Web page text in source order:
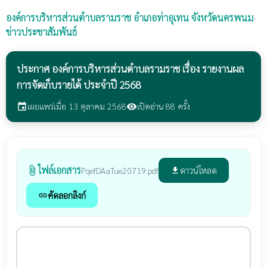
องค์การบริหารส่วนตำบลรามราช อำเภอท่าอุเทน จังหวัดนครพนม›
ข่าวประชาสัมพันธ์
ประกาศ องค์การบริหารส่วนตำบลรามราช เรื่อง รายงานผล
การจัดเก็บรายได้ ประจำปี 2568
eventเผยแพร่เมื่อ 13 ตุลาคม 2568visibilityเปิดอ่าน 88 ครั้ง
attach_file ไฟล์เอกสารPqefDAaTue20719.pdf file_download ดาวน์โหลด
linkคัดลอกลิงก์